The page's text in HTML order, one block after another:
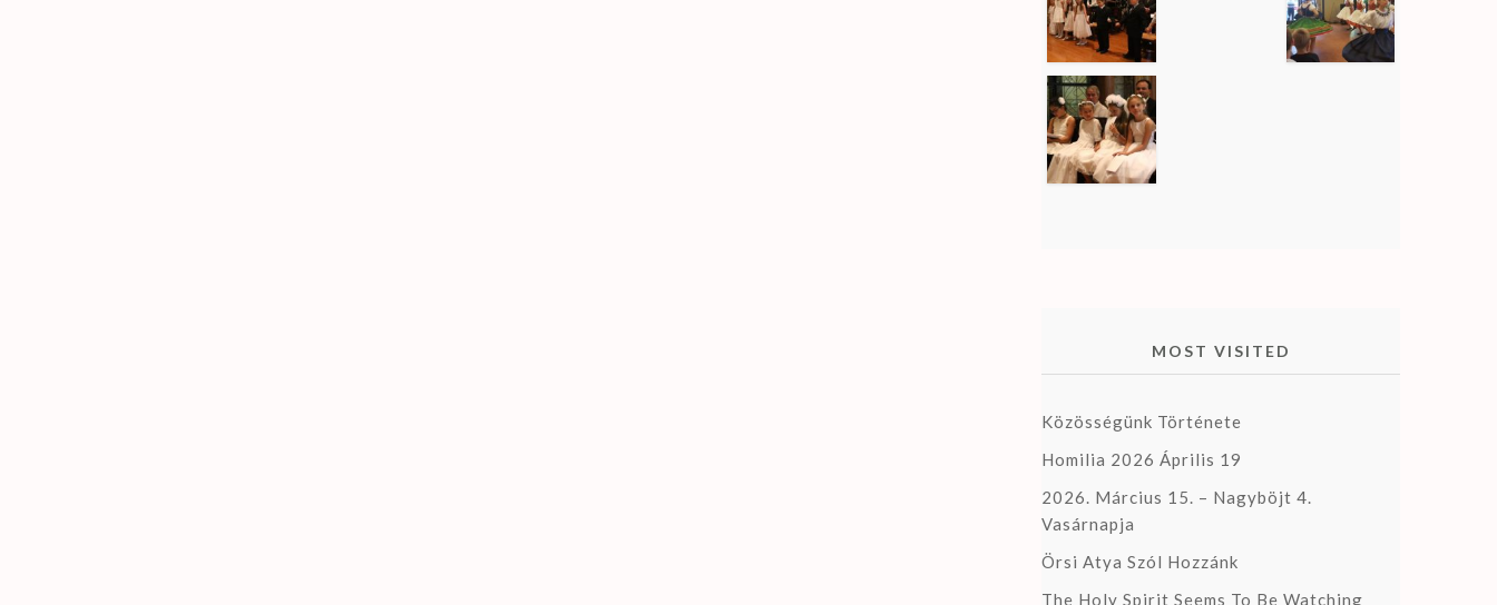
MOST VISITED
Közösségünk Története
Homilia 2026 Április 19
2026. Március 15. – Nagyböjt 4.
Vasárnapja
Örsi Atya Szól Hozzánk
The Holy Spirit Seems To Be Watching